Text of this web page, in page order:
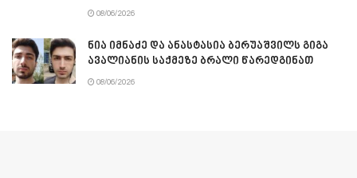
08/06/2026
ნია იმნაძე და ანასტასია ბერუაშვილს გიგა
ავალიანის საქმეზე ბრალი წარედგინათ
08/06/2026